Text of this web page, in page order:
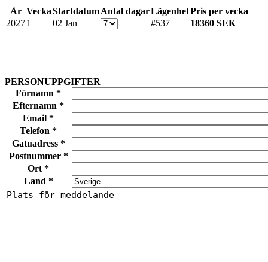
År VeckaStartdatumAntal dagarLägenhetPris per vecka
20271 02 Jan #537 18360 SEK
PERSONUPPGIFTER
Förnamn *
Efternamn *
Email *
Telefon *
Gatuadress *
Postnummer *
Ort *
Land *